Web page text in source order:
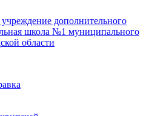
дополнительного
школа №1 муниципального
области